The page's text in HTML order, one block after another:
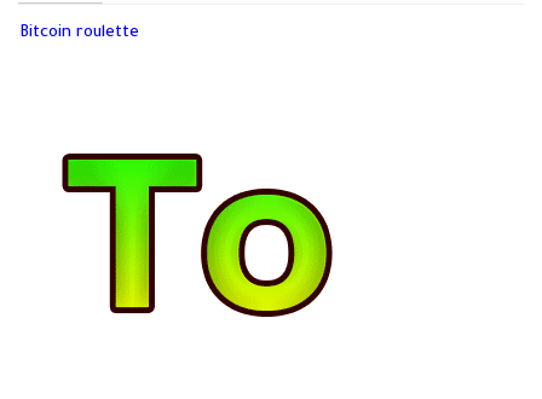
Bitcoin roulette